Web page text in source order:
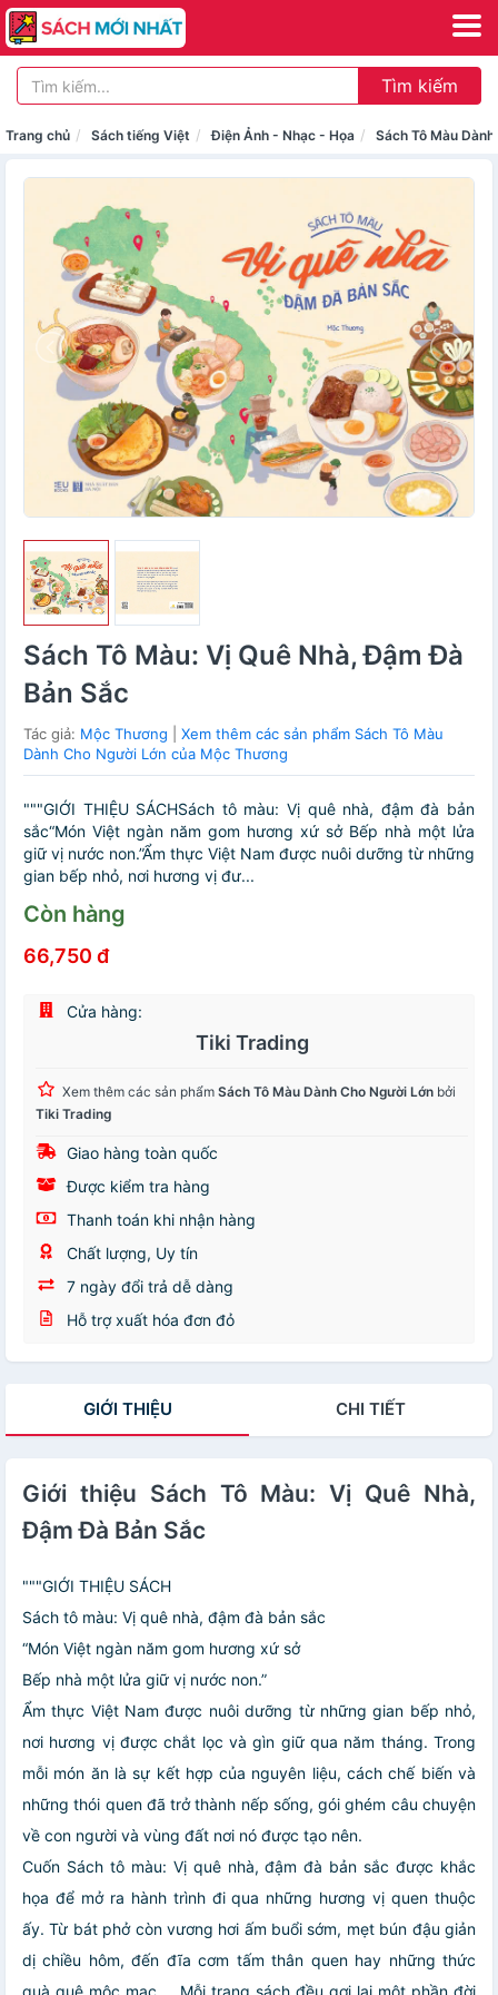
Tìm kiếm
Trang chủ Sách tiếng Việt Điện Ảnh - Nhạc - Họa Sách Tô Màu
Sách Tô Màu: Vị Quê Nhà, Đậm Đà
Bản Sắc
Tác giả: Mộc Thương
Xem thêm các sản phẩm Sách Tô Màu
Dành Cho Người Lớn của Mộc Thương
"""GIỚI THIỆU SÁCHSách tô màu: Vị quê nhà, đậm đà bản
sắc“Món Việt ngàn năm gom hương xứ sở Bếp nhà một lửa
giữ vị nước non.”Ẩm thực Việt Nam được nuôi dưỡng từ những
gian bếp nhỏ, nơi hương vị đư...
Còn hàng
66,750 đ
Cửa hàng:
Tiki Trading
Xem thêm các sản phẩm Sách Tô Màu Dành Cho Người Lớn bởi
Tiki Trading
Giao hàng toàn quốc
Được kiểm tra hàng
Thanh toán khi nhận hàng
Chất lượng, Uy tín
7 ngày đổi trả dễ dàng
Hỗ trợ xuất hóa đơn đỏ
GIỚI THIỆU CHI TIẾT
Giới thiệu Sách Tô Màu: Vị Quê Nhà,
Đậm Đà Bản Sắc
"""GIỚI THIỆU SÁCH
Sách tô màu: Vị quê nhà, đậm đà bản sắc
“Món Việt ngàn năm gom hương xứ sở
Bếp nhà một lửa giữ vị nước non.”
Ẩm thực Việt Nam được nuôi dưỡng từ những gian bếp nhỏ,
nơi hương vị được chắt lọc và gìn giữ qua năm tháng. Trong
mỗi món ăn là sự kết hợp của nguyên liệu, cách chế biến và
những thói quen đã trở thành nếp sống, gói ghém câu chuyện
về con người và vùng đất nơi nó được tạo nên.
Cuốn Sách tô màu: Vị quê nhà, đậm đà bản sắc được khắc
họa để mở ra hành trình đi qua những hương vị quen thuộc
ấy. Từ bát phở còn vương hơi ấm buổi sớm, mẹt bún đậu giản
dị chiều hôm, đến đĩa cơm tấm thân quen hay những thức
quà quê mộc mạc,… Mỗi trang sách đều gợi lại một phần đời